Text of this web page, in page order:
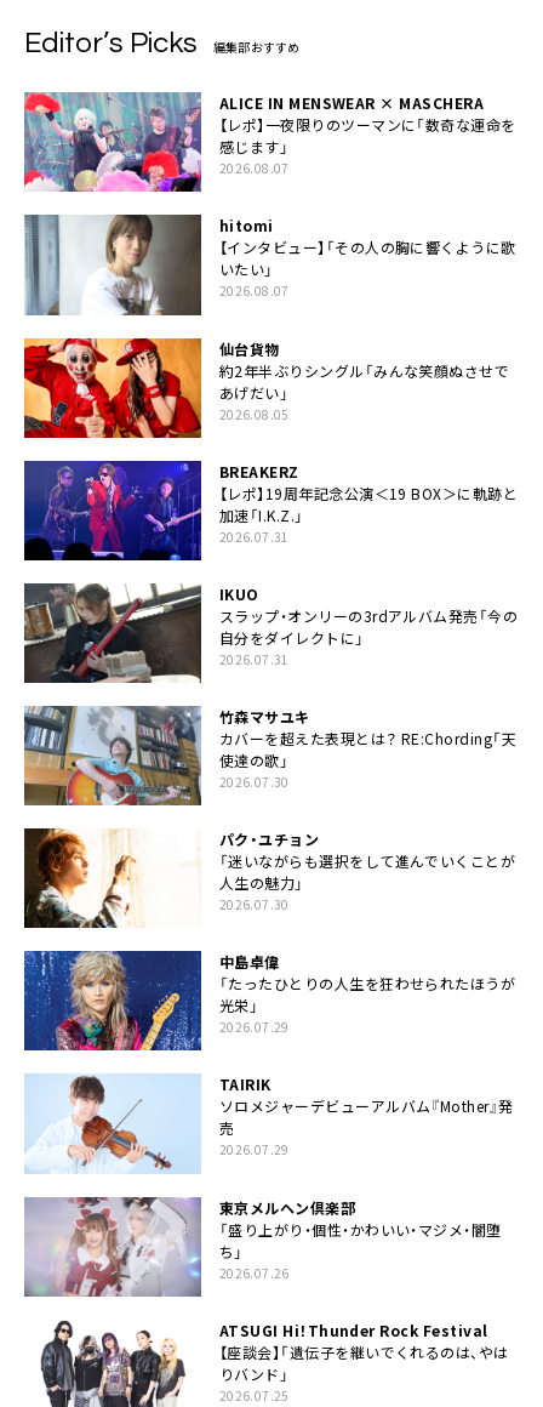
Editor’s Picks 編集部おすすめ
ALICE IN MENSWEAR × MASCHERA
【レポ】一夜限りのツーマンに「数奇な運命を
感じます」
2026.08.07
hitomi
【インタビュー】「その人の胸に響くように歌
いたい」
2026.08.07
仙台貨物
約2年半ぶりシングル「みんな笑顔ぬさせで
あげだい」
2026.08.05
BREAKERZ
【レポ】19周年記念公演＜19 BOX＞に軌跡と
加速「I.K.Z.」
2026.07.31
IKUO
スラップ・オンリーの3rdアルバム発売「今の
自分をダイレクトに」
2026.07.31
竹森マサユキ
カバーを超えた表現とは？ RE:Chording「天
使達の歌」
2026.07.30
パク・ユチョン
「迷いながらも選択をして進んでいくことが
人生の魅力」
2026.07.30
中島卓偉
「たったひとりの人生を狂わせられたほうが
光栄」
2026.07.29
TAIRIK
ソロメジャーデビューアルバム『Mother』発
売
2026.07.29
東京メルヘン倶楽部
「盛り上がり・個性・かわいい・マジメ・闇堕
ち」
2026.07.26
ATSUGI Hi！Thunder Rock Festival
【座談会】「遺伝子を継いでくれるのは、やは
りバンド」
2026.07.25